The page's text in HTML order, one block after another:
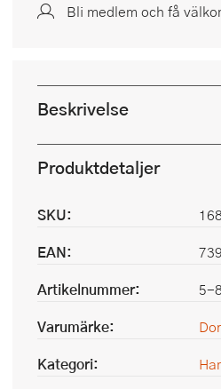
Bli medlem och få
Beskrivelse
Produktdetaljer
SKU:
EAN:
Artikelnummer:
5-
Varumärke:
Kategori: